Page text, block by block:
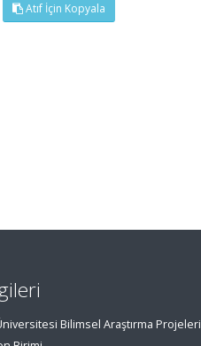
Atıf İçin Kopyala
Bilimsel Araştırma Projeleri